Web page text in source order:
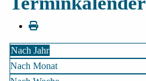
Nach Jahr
Nach Monat